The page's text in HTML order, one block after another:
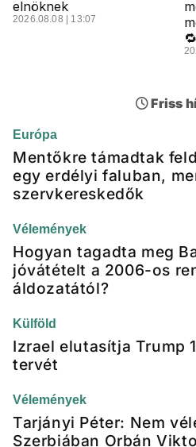
elnöknek
2026.08.08 | 13:07
Friss
Európa
Mentőkre támadtak
egy erdélyi faluban,
szervkereskedők
Vélemények
Hogyan tagadta meg
jóvátételt a 2006-os
áldozatától?
Külföld
Izrael elutasítja Trump
tervét
Vélemények
Tarjányi Péter: Nem
Szerbiában Orbán